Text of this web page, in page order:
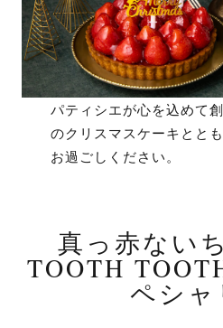
パティシエが心を込めて
のクリスマスケーキとと
お過ごしください。
真っ赤ない
TOOTH
ペシャ